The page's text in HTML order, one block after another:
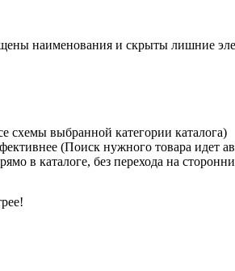
наименования и скрыты лишние
схемы выбранной категории каталога)
(Поиск нужного товара идет
в каталоге, без перехода на